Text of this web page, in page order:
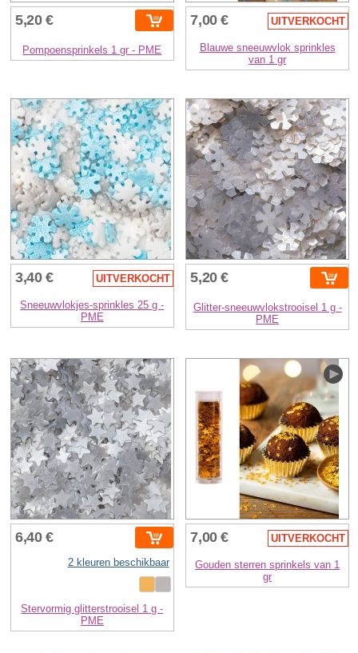
5,20 €
Pompoensprinkels 1 gr - PME
7,00 € UITVERKOCHT
Blauwe sneeuwvlok sprinkles
van 1 gr
3,40 € UITVERKOCHT
Sneeuwvlokjes-sprinkles 25 g -
PME
5,20 €
Glitter-sneeuwvlokstrooisel 1 g -
PME
6,40 €
2 kleuren beschikbaar
Stervormig glitterstrooisel 1 g -
PME
7,00 € UITVERKOCHT
Gouden sterren sprinkels van 1
gr